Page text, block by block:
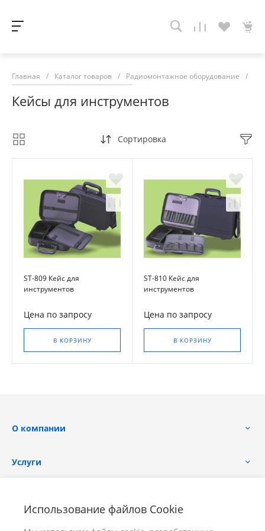
Использование файлов Cookie
Главная / Каталог товаров / Радиомонтажное оборудование /
Кейсы для инструментов
Сортировка
ST-809 Кейс для
инструментов
Цена по запросу
В КОРЗИНУ
ST-810 Кейс для
инструментов
Цена по запросу
В КОРЗИНУ
О компании
Услуги